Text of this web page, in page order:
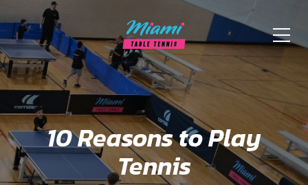
10 Reasons to Play
Tennis